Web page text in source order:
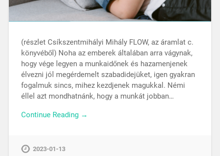
(részlet Csíkszentmihályi Mihály FLOW, az áramlat c.
könyvéből) Noha az emberek általában arra vágynak,
hogy vége legyen a munkaidőnek és hazamenjenek
élvezni jól megérdemelt szabadidejüket, igen gyakran
fogalmuk sincs, mihez kezdjenek magukkal. Némi
éllel azt mondhatnánk, hogy a munkát jobban…
Continue Reading →
2023-01-13